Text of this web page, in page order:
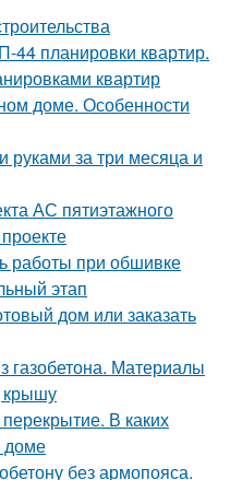
44 планировки квартир.
квартир
доме. Особенности
руками за три месяца и
АС пятиэтажного
работы при обшивке
этап
дом или заказать
газобетона. Материалы
крышу
В каких
доме
без армопояса.